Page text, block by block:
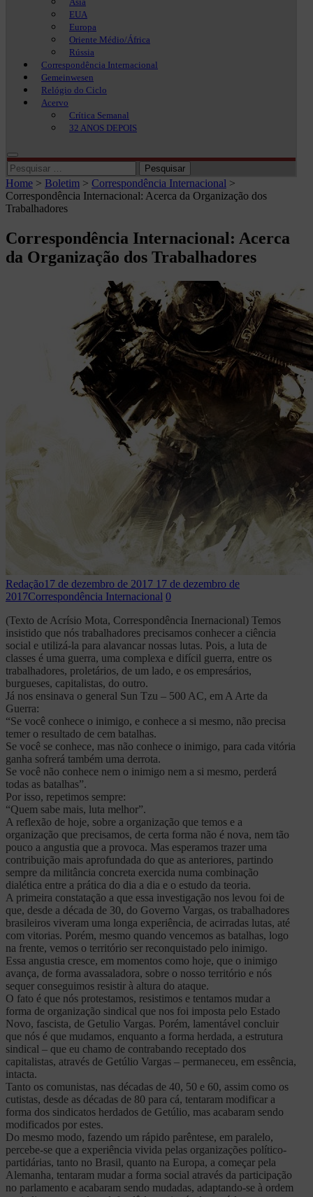
EUA
Europa
Oriente Médio/África
Rússia
Correspondência Internacional
Gemeinwesen
Relógio do Ciclo
Acervo
Crítica Semanal
32 ANOS DEPOIS
Pesquisar
por:
Home > Boletim > Correspondência Internacional >
Correspondência Internacional: Acerca da Organização dos
Trabalhadores
Correspondência Internacional: Acerca
da Organização dos Trabalhadores
Redação17 de dezembro de 2017 17 de dezembro de
2017Correspondência Internacional 0
(Texto de Acrísio Mota, Correspondência Inernacional) Temos
insistido que nós trabalhadores precisamos conhecer a ciência
social e utilizá-la para alavancar nossas lutas. Pois, a luta de
classes é uma guerra, uma complexa e difícil guerra, entre os
trabalhadores, proletários, de um lado, e os empresários,
burgueses, capitalistas, do outro.
Já nos ensinava o general Sun Tzu – 500 AC, em A Arte da
Guerra:
“Se você conhece o inimigo, e conhece a si mesmo, não precisa
temer o resultado de cem batalhas.
Se você se conhece, mas não conhece o inimigo, para cada vitória
ganha sofrerá também uma derrota.
Se você não conhece nem o inimigo nem a si mesmo, perderá
todas as batalhas”.
Por isso, repetimos sempre:
“Quem sabe mais, luta melhor”.
A reflexão de hoje, sobre a organização que temos e a
organização que precisamos, de certa forma não é nova, nem tão
pouco a angustia que a provoca. Mas esperamos trazer uma
contribuição mais aprofundada do que as anteriores, partindo
sempre da militância concreta exercida numa combinação
dialética entre a prática do dia a dia e o estudo da teoria.
A primeira constatação a que essa investigação nos levou foi de
que, desde a década de 30, do Governo Vargas, os trabalhadores
brasileiros viveram uma longa experiência, de acirradas lutas, até
com vitorias. Porém, mesmo quando vencemos as batalhas, logo
na frente, vemos o território ser reconquistado pelo inimigo.
Essa angustia cresce, em momentos como hoje, que o inimigo
avança, de forma avassaladora, sobre o nosso território e nós
sequer conseguimos resistir à altura do ataque.
O fato é que nós protestamos, resistimos e tentamos mudar a
forma de organização sindical que nos foi imposta pelo Estado
Novo, fascista, de Getulio Vargas. Porém, lamentável concluir
que nós é que mudamos, enquanto a forma herdada, a estrutura
sindical – que eu chamo de contrabando receptado dos
capitalistas, através de Getúlio Vargas – permaneceu, em essência,
intacta.
Tanto os comunistas, nas décadas de 40, 50 e 60, assim como os
cutistas, desde as décadas de 80 para cá, tentaram modificar a
forma dos sindicatos herdados de Getúlio, mas acabaram sendo
modificados por estes.
Do mesmo modo, fazendo um rápido parêntese, em paralelo,
percebe-se que a experiência vivida pelas organizações político-
partidárias, tanto no Brasil, quanto na Europa, a começar pela
Alemanha, tentaram mudar a forma social através da participação
no parlamento e acabaram sendo mudadas, adaptando-se à ordem